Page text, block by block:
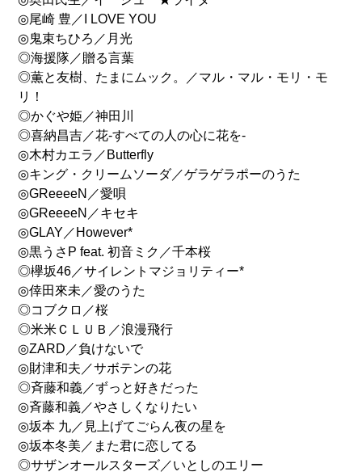
◎尾崎 豊／I LOVE YOU
◎鬼束ちひろ／月光
◎海援隊／贈る言葉
◎薫と友樹、たまにムック。／マル・マル・モリ・モ
リ！
◎かぐや姫／神田川
◎喜納昌吉／花-すべての人の心に花を-
◎木村カエラ／Butterfly
◎キング・クリームソーダ／ゲラゲラポーのうた
◎GReeeeN／愛唄
◎GReeeeN／キセキ
◎GLAY／However*
◎黒うさP feat. 初音ミク／千本桜
◎欅坂46／サイレントマジョリティー*
◎倖田來未／愛のうた
◎コブクロ／桜
◎米米ＣＬＵＢ／浪漫飛行
◎ZARD／負けないで
◎財津和夫／サボテンの花
◎斉藤和義／ずっと好きだった
◎斉藤和義／やさしくなりたい
◎坂本 九／見上げてごらん夜の星を
◎坂本冬美／また君に恋してる
◎サザンオールスターズ／いとしのエリー